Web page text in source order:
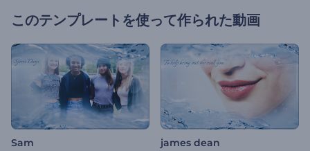
このテンプレートを使って作られた動画
Sam james dean